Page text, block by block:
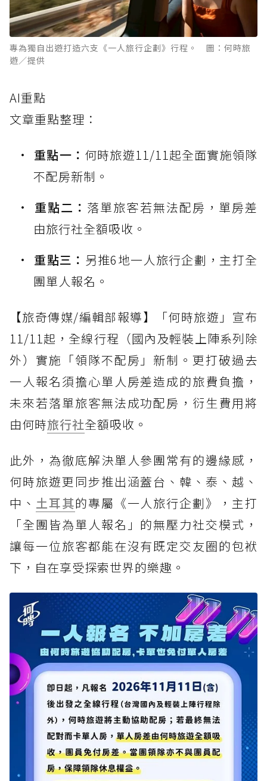
專為獨自出遊打造六支《一人旅行企劃》行程。 圖：何時旅
遊／提供
AI重點
文章重點整理：
重點一： 何時旅遊11/11起全面實施領隊
不配房新制。
重點二： 落單旅客若無法配房，單房差
由旅行社全額吸收。
重點三： 另推6地一人旅行企劃，主打全
團單人報名。
【旅奇傳媒/編輯部報導】「何時旅遊」宣布
11/11起，全線行程（國內及輕裝上陣系列除
外）實施「領隊不配房」新制。更打破過去
一人報名須擔心單人房差造成的旅費負擔，
未來若落單旅客無法成功配房，衍生費用將
由何時旅行社全額吸收。
此外，為徹底解決單人參團常有的邊緣感，
何時旅遊更同步推出涵蓋台、韓、泰、越、
中、 土耳其的專屬《一人旅行企劃》，主打
「全團皆為單人報名」的無壓力社交模式，
讓每一位旅客都能在沒有既定交友圈的包袱
下，自在享受探索世界的樂趣。